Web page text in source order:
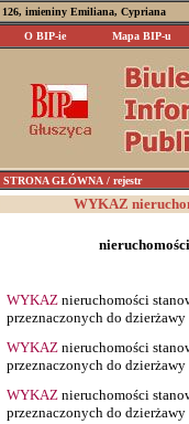
126, imieniny Emiliana, Cypriana
O BIP-ie
Mapa BIP-u
STRONA GŁÓWNA / rejestr
WYKAZ
WYKAZnieruchomości
przeznaczonych do
WYKAZnieruchomości
przeznaczonych do
WYKAZnieruchomości
przeznaczonych do